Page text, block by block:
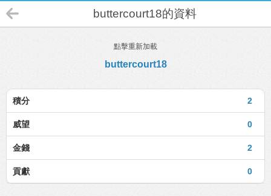
buttercourt18的資料
點擊重新加載
buttercourt18
2
積分
0
威望
2
金錢
0
貢獻